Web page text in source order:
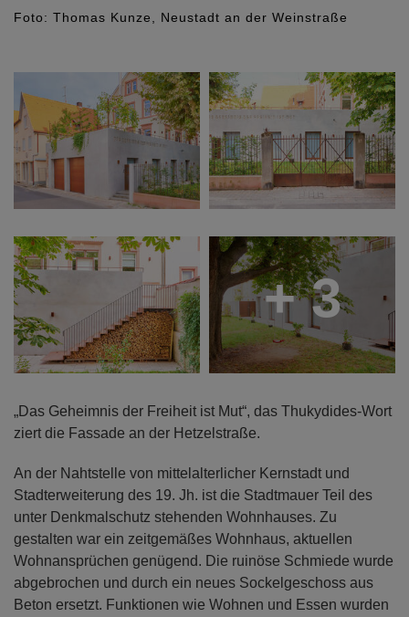
Foto: Thomas Kunze, Neustadt an der Weinstraße
+ 3
„Das Geheimnis der Freiheit ist Mut“, das Thukydides-Wort
ziert die Fassade an der Hetzelstraße.
An der Nahtstelle von mittelalterlicher Kernstadt und
Stadterweiterung des 19. Jh. ist die Stadtmauer Teil des
unter Denkmalschutz stehenden Wohnhauses. Zu
gestalten war ein zeitgemäßes Wohnhaus, aktuellen
Wohnansprüchen genügend. Die ruinöse Schmiede wurde
abgebrochen und durch ein neues Sockelgeschoss aus
Beton ersetzt. Funktionen wie Wohnen und Essen wurden